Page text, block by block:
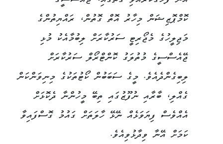
ކޮމްޕޮޒިޝަން މިހާރު އޮތް ގޮތުން، ރައްޔިތުންގެ
މަޖިލީހުގެ މެޖޯރިޓީ ސަރުކާރަށް ލިބުމާއެކު މުޅި
ޖޭއެސްސީގެ މުތުލަގު ކޮންޓްރޯލް ސަރުކާރަށް
ލިބިގެންދެއެވެ. މީގެ ސަބަބުން ކޯޓުތަކުގެ މިނިވަންކަން
ގެއްލި، ބާރާއި ނުފޫޒުގައި ތިބޭ މީހުންނާ ދެކޮޅަށް
އެއްވެސް ފިޔަވަޅެއް ނޭޅޭ ހާލަތަށް ގައުމު ގޮސްފައިވާ
ކަމަށް އޭނާ ވިދާޅުވިއެވެ.